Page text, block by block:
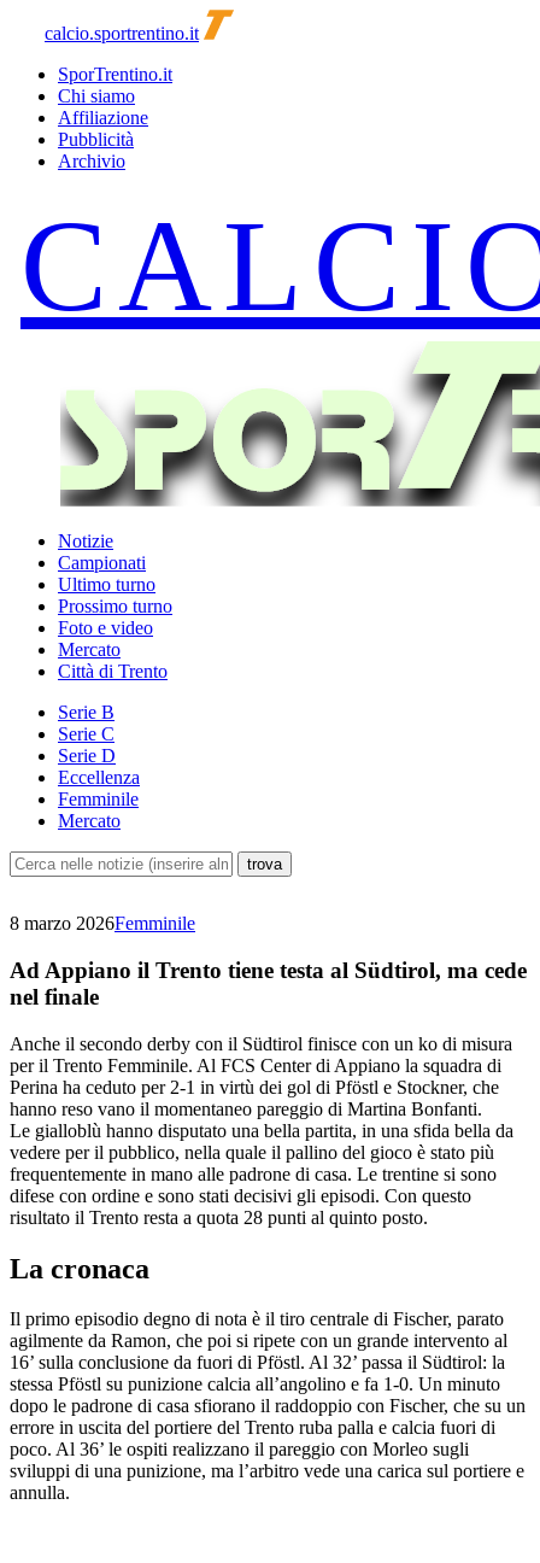
calcio.sportrentino.it
SporTrentino.it
Chi siamo
Affiliazione
Pubblicità
Archivio
Notizie
Campionati
Ultimo turno
Prossimo turno
Foto e video
Mercato
Città di Trento
Serie B
Serie C
Serie D
Eccellenza
Femminile
Mercato
8 marzo 2026Femminile
Ad Appiano il Trento tiene testa al Südtirol, ma cede
nel finale
Anche il secondo derby con il Südtirol finisce con un ko di misura
per il Trento Femminile. Al FCS Center di Appiano la squadra di
Perina ha ceduto per 2-1 in virtù dei gol di Pföstl e Stockner, che
hanno reso vano il momentaneo pareggio di Martina Bonfanti.
Le gialloblù hanno disputato una bella partita, in una sfida bella da
vedere per il pubblico, nella quale il pallino del gioco è stato più
frequentemente in mano alle padrone di casa. Le trentine si sono
difese con ordine e sono stati decisivi gli episodi. Con questo
risultato il Trento resta a quota 28 punti al quinto posto.
La cronaca
Il primo episodio degno di nota è il tiro centrale di Fischer, parato
agilmente da Ramon, che poi si ripete con un grande intervento al
16’ sulla conclusione da fuori di Pföstl. Al 32’ passa il Südtirol: la
stessa Pföstl su punizione calcia all’angolino e fa 1-0. Un minuto
dopo le padrone di casa sfiorano il raddoppio con Fischer, che su un
errore in uscita del portiere del Trento ruba palla e calcia fuori di
poco. Al 36’ le ospiti realizzano il pareggio con Morleo sugli
sviluppi di una punizione, ma l’arbitro vede una carica sul portiere e
annulla.